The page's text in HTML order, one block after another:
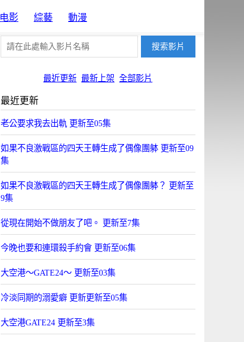
电影 綜藝 動漫
最近更新 最新上架 全部影片
最近更新
老公要求我去出軌 更新至05集
如果不良激戰區的四天王轉生成了偶像團躰 更新至09
集
如果不良激戰區的四天王轉生成了偶像團躰？ 更新至
9集
從現在開始不做朋友了吧。 更新至7集
今晚也要和連環殺手約會 更新至06集
大空港～GATE24～ 更新至03集
冷淡同期的溺愛癖 更新更新至05集
大空港GATE24 更新至3集